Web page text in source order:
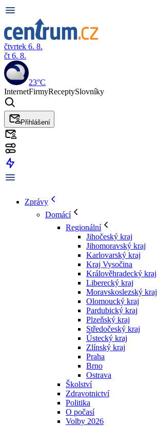
čtvrtek 6. 8.
čt 6. 8.
23°C
InternetFirmyReceptySlovníky
Přihlášení
Zprávy
Domácí
Regionální
Jihočeský kraj
Jihomoravský kraj
Karlovarský kraj
Kraj Vysočina
Králověhradecký kraj
Liberecký kraj
Moravskoslezský kraj
Olomoucký kraj
Pardubický kraj
Plzeňský kraj
Středočeský kraj
Ústecký kraj
Zlínský kraj
Praha
Brno
Ostrava
Školství
Zdravotnictví
Politika
O počasí
Volby 2026